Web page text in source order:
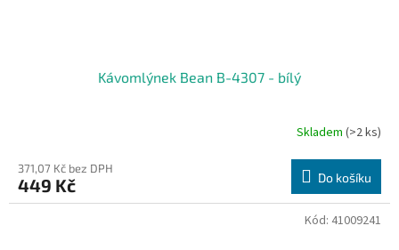
Kávomlýnek Bean B-4307 - bílý
Skladem (>2 ks)
371,07 Kč bez DPH
449 Kč Do košíku
Kód: 41009241